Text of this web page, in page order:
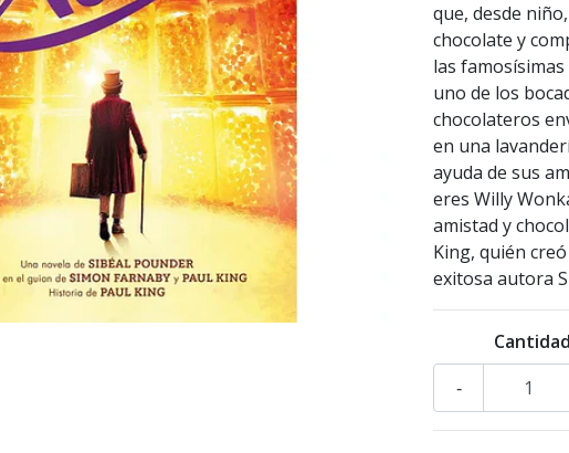
que, desde
chocolate y
las
uno de los
chocolateros
en una
ayuda de sus
eres Willy
amistad y
King, quién
exitosa autora
Cantidad
-